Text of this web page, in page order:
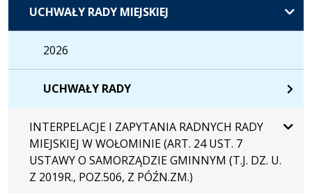
UCHWAŁY RADY MIEJSKIEJ
2026
UCHWAŁY RADY
INTERPELACJE I ZAPYTANIA RADNYCH RADY
MIEJSKIEJ W WOŁOMINIE (ART. 24 UST. 7
USTAWY O SAMORZĄDZIE GMINNYM (T.J. DZ. U.
Z 2019R., POZ.506, Z PÓŹN.ZM.)